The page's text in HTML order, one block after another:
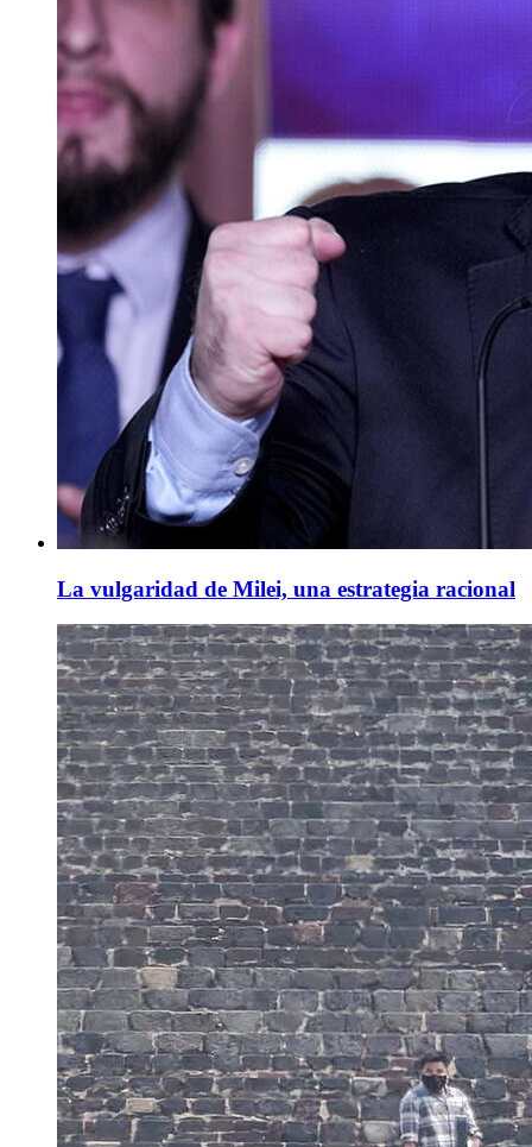
La vulgaridad de Milei, una estrategia racional